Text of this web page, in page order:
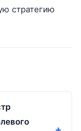
стратегию